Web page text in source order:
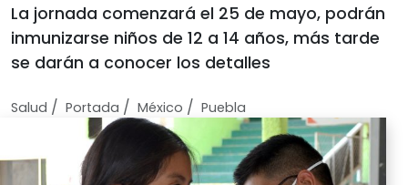
La jornada comenzará el 25 de mayo, podrán
inmunizarse niños de 12 a 14 años, más tarde
se darán a conocer los detalles
Salud / Portada / México / Puebla